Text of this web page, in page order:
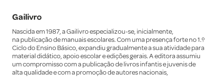
Gailivro
Nascida em 1987, a Gailivro especializou-se, inicialmente,
na publicação de manuais escolares. Com uma presença forte no 1.º
Ciclo do Ensino Básico, expandiu gradualmente a sua atividade para
material didático, apoio escolar e edições gerais. A editora assumiu
um compromisso com a publicação de livros infantis e juvenis de
alta qualidade e com a promoção de autores nacionais,